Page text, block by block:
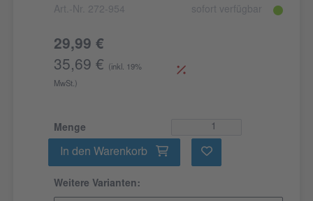
Art.-Nr. 272-954 sofort verfügbar
29,99 €
35,69 €
(inkl. 19%
MwSt.)
Menge
In den Warenkorb
Weitere Varianten: